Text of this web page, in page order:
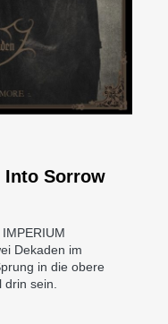
Into Sorrow
Dekaden im
in die obere
sein.